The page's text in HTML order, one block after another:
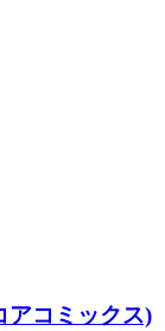
コミックス)